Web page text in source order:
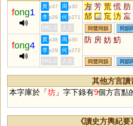
fong1
黃 p37 周 p30 方 芳 荒 慌 肪
邡 匚 巟 汸 衁
李 p29 何 p271
HKLS 人文 同聲同韻 同韻
fong4
黃 p38 周 p30 防 房 妨 魴
李 p29 何 p272
HKLS 人文 同聲同韻 同韻
其他方言讀
本字庫於「坊」字下錄有9個方言點
《讀史方輿紀